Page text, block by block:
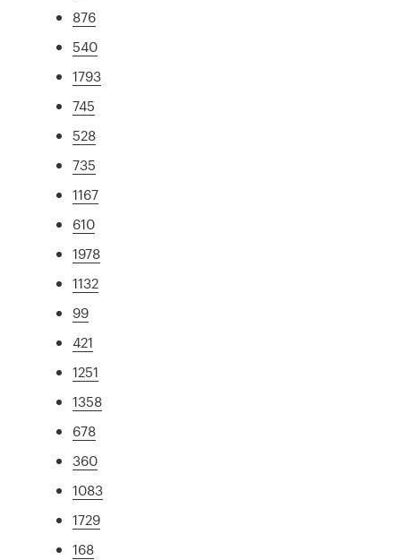
876
540
1793
745
528
735
1167
610
1978
1132
99
421
1251
1358
678
360
1083
1729
168